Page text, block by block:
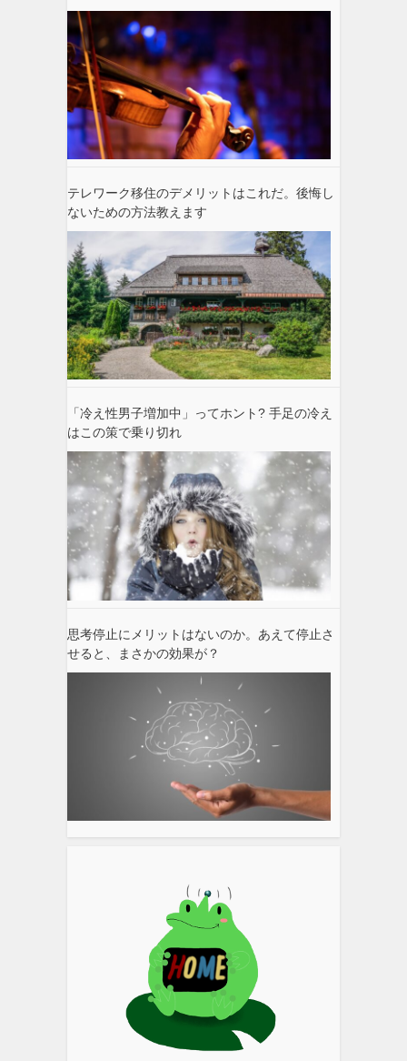
テレワーク移住のデメリットはこれだ。後悔し
ないための方法教えます
「冷え性男子増加中」ってホント? 手足の冷え
はこの策で乗り切れ
思考停止にメリットはないのか。あえて停止さ
せると、まさかの効果が？